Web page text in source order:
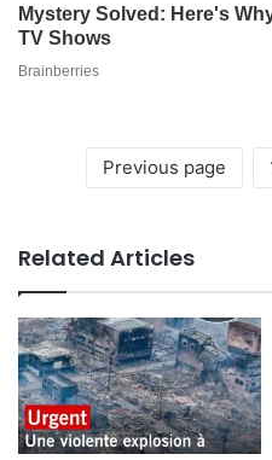
Previous page
Related Articles